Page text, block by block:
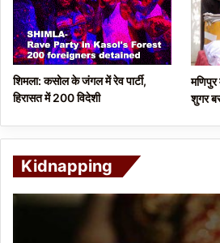
शिमला: कसोल के जंगल में रेव पार्टी,
हिरासत में 200 विदेशी
शुगर
Kidnapping